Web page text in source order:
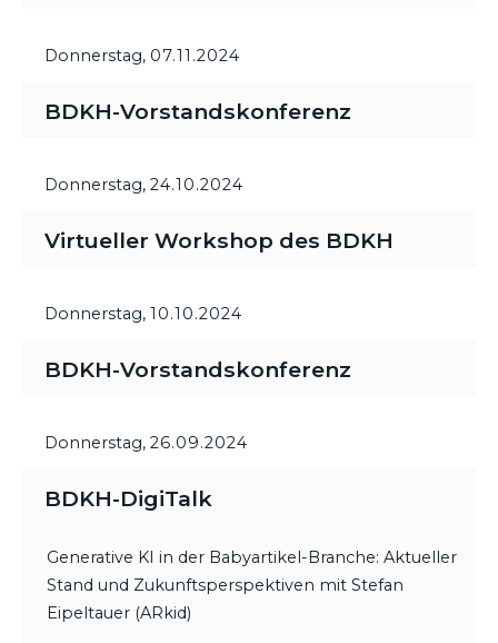
Donnerstag, 07.11.2024
BDKH-Vorstandskonferenz
Donnerstag, 24.10.2024
Virtueller Workshop des BDKH
Donnerstag, 10.10.2024
BDKH-Vorstandskonferenz
Donnerstag, 26.09.2024
BDKH-DigiTalk
Generative KI in der Babyartikel-Branche: Aktueller
Stand und Zukunftsperspektiven mit Stefan
Eipeltauer (ARkid)